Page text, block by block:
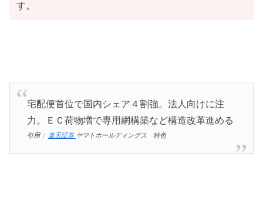
す。
宅配便首位で国内シェア４割強。法人向けに注
力。ＥＣ荷物増で専用網構築など構造改革進める
引用： 楽天証券 ヤマトホールディングス 特色